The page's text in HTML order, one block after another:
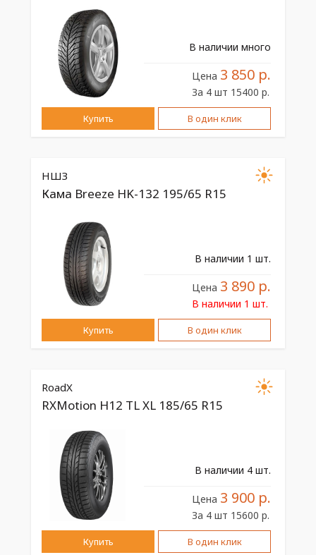
В наличии много
Цена 3 850 р.
За 4 шт 15400 р.
Купить В один клик
НШЗ
Кама Breeze HK-132 195/65 R15
В наличии 1 шт.
Цена 3 890 р.
В наличии 1 шт.
Купить В один клик
RoadX
RXMotion H12 TL XL 185/65 R15
В наличии 4 шт.
Цена 3 900 р.
За 4 шт 15600 р.
Купить В один клик